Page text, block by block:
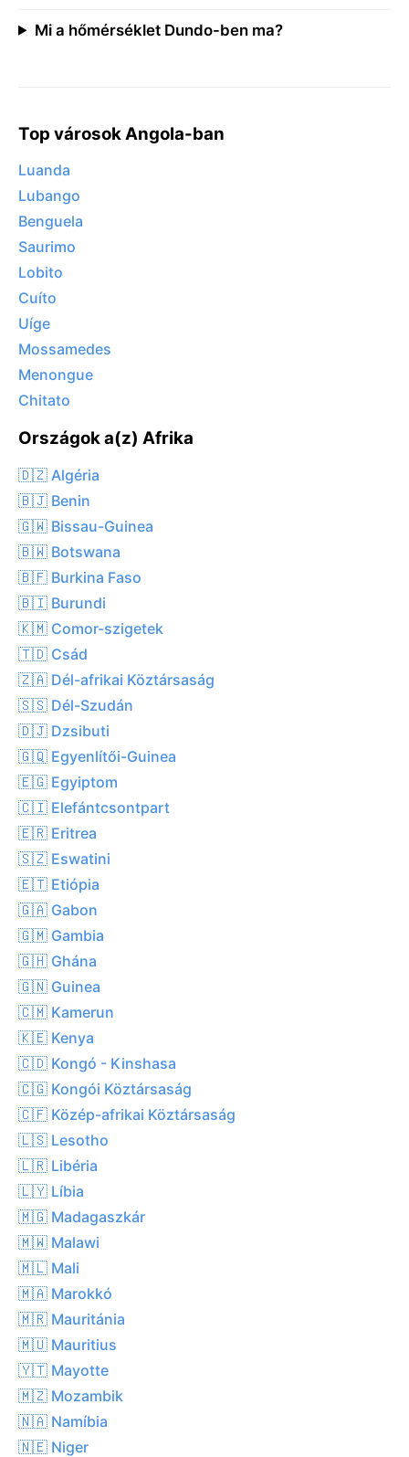
Mi a hőmérséklet Dundo-ben ma?
Top városok Angola-ban
Luanda
Lubango
Benguela
Saurimo
Lobito
Cuíto
Uíge
Mossamedes
Menongue
Chitato
Országok a(z) Afrika
🇩🇿 Algéria
🇧🇯 Benin
🇬🇼 Bissau-Guinea
🇧🇼 Botswana
🇧🇫 Burkina Faso
🇧🇮 Burundi
🇰🇲 Comor-szigetek
🇹🇩 Csád
🇿🇦 Dél-afrikai Köztársaság
🇸🇸 Dél-Szudán
🇩🇯 Dzsibuti
🇬🇶 Egyenlítői-Guinea
🇪🇬 Egyiptom
🇨🇮 Elefántcsontpart
🇪🇷 Eritrea
🇸🇿 Eswatini
🇪🇹 Etiópia
🇬🇦 Gabon
🇬🇲 Gambia
🇬🇭 Ghána
🇬🇳 Guinea
🇨🇲 Kamerun
🇰🇪 Kenya
🇨🇩 Kongó - Kinshasa
🇨🇬 Kongói Köztársaság
🇨🇫 Közép-afrikai Köztársaság
🇱🇸 Lesotho
🇱🇷 Libéria
🇱🇾 Líbia
🇲🇬 Madagaszkár
🇲🇼 Malawi
🇲🇱 Mali
🇲🇦 Marokkó
🇲🇷 Mauritánia
🇲🇺 Mauritius
🇾🇹 Mayotte
🇲🇿 Mozambik
🇳🇦 Namíbia
🇳🇪 Niger